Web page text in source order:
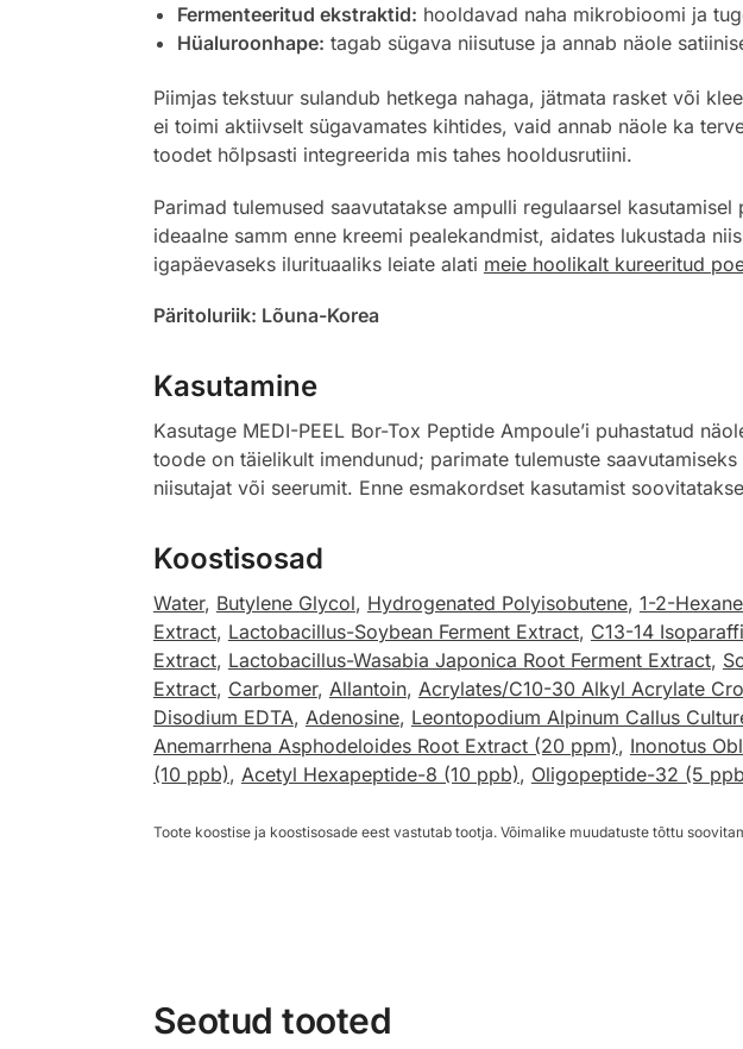
Fermenteeritud ekstraktid: hooldavad naha mikrobioomi ja
Hüaluroonhape: tagab sügava niisutuse ja annab näole
Piimjas tekstuur sulandub hetkega nahaga, jätmata rasket või
ei toimi aktiivselt sügavamates kihtides, vaid annab näole ka
toodet hõlpsasti integreerida mis tahes hooldusrutiini.
Parimad tulemused saavutatakse ampulli regulaarsel
ideaalne samm enne kreemi pealekandmist, aidates lukustada
igapäevaseks ilurituaaliks leiate alati meie hoolikalt kureeritud
Päritoluriik: Lõuna-Korea
Kasutamine
Kasutage MEDI-PEEL Bor-Tox Peptide Ampoule’i puhastatud
toode on täielikult imendunud; parimate tulemuste
niisutajat või seerumit. Enne esmakordset kasutamist
Koostisosad
Water, Butylene Glycol, Hydrogenated Polyisobutene, 1-2-
Extract, Lactobacillus-Soybean Ferment Extract, C13-14
Extract, Lactobacillus-Wasabia Japonica Root Ferment Extract,
Extract, Carbomer, Allantoin, Acrylates/C10-30 Alkyl Acrylate
Disodium EDTA, Adenosine, Leontopodium Alpinum Callus
Anemarrhena Asphodeloides Root Extract (20 ppm), Inonotus
(10 ppb), Acetyl Hexapeptide-8 (10 ppb), Oligopeptide-32 (5
Toote koostise ja koostisosade eest vastutab tootja. Võimalike muudatuste tõttu
Seotud tooted